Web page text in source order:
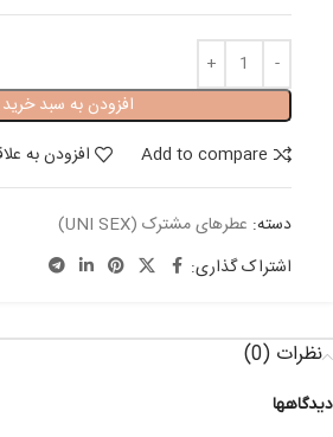
افزودن به سبد خرید
Add to compare
افزودن به
دسته: عطرهای مشترک (UNI SEX)
اشتراک گذاری:
نظرات (0)
دیدگاهها